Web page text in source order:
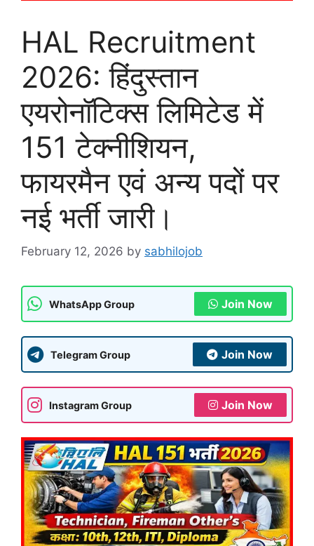
HAL Recruitment
2026: हिंदुस्तान
एयरोनॉटिक्स लिमिटेड में
151 टेक्नीशियन,
फायरमैन एवं अन्य पदों पर
नई भर्ती जारी।
February 12, 2026 by sabhilojob
WhatsApp Group Join Now
Telegram Group Join Now
Instagram Group Join Now